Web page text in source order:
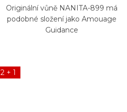
Originální vůně NANITA-899 má
podobné složení jako Amouage
Guidance
2 + 1